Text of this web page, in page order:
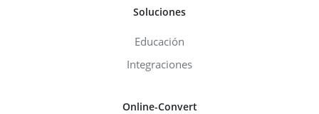
Soluciones
Educación
Integraciones
Online-Convert